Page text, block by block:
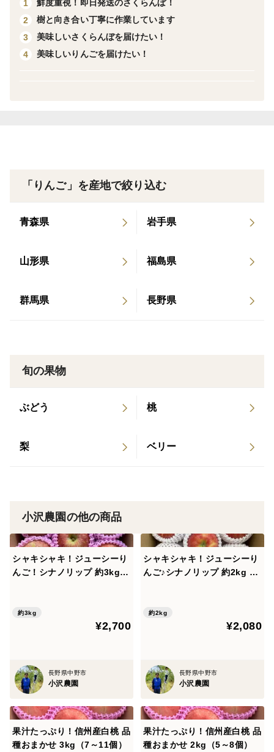
収穫量が万が一足りない場合は、当園で栽培しているり
んご、桃を詰合せますので、ご理解くださいますようお
願いします。
れます。
※1 サビとはりんごの果皮がザラザラしている状態で
これは果皮のみで中の果肉・味には、ほとんど影響があ
※2 ツル割れとは、成長時の雨の影響により、りんごの
りんご自身からエチレンガスも出てさらに追熟します。
甘味と共に酸味もあり、とてもりんごらしい甘酸っぱさ
す。
ド）の少し前に収穫できる品種です。
◆容量、数量の目安
約2kg：7～11個入り
2kg規格の箱に詰めて送ります。内容量が2kgであると
は目安ですので、容量、個数を保証するものではござい
ません。
🍎美味しいりんごの秘訣🍎
りんごにとって葉っぱはとても大切です。
1
鮮度重視！即日発送のさくらんぼ！
2
樹と向き合い丁寧に作業しています
3
美味しいさくらんぼを届けたい！
4
美味しいりんごを届けたい！
「りんご」を産地で絞り込む
青森県 岩手県
山形県 福島県
群馬県 長野県
旬の果物
ぶどう 桃
梨 ベリー
小沢農園の他の商品
シャキシャキ！ジューシーり
んご！シナノリップ 約3kg
約3kg
¥2,700
長野県中野市
小沢農園
シャキシャキ！ジューシーり
んご♪シナノリップ 約2kg 信
約2kg
¥2,080
長野県中野市
小沢農園
果汁たっぷり！信州産白桃 品
種おまかせ 3kg（7～11個）
果汁たっぷり！信州産白桃 品
種おまかせ 2kg（5～8個）